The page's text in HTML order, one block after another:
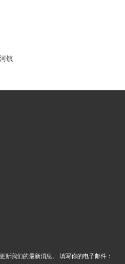
镇
新我们的最新消息。 填写你的电子邮件：